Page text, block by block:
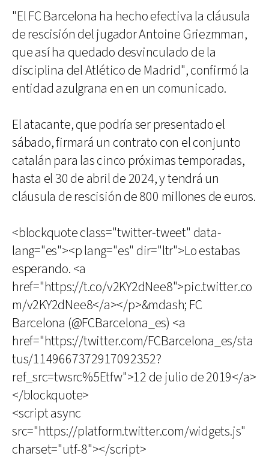
"El FC Barcelona ha hecho efectiva la cláusula
de rescisión del jugador Antoine Griezmman,
que así ha quedado desvinculado de la
disciplina del Atlético de Madrid", confirmó la
entidad azulgrana en en un comunicado.
El atacante, que podría ser presentado el
sábado, firmará un contrato con el conjunto
catalán para las cinco próximas temporadas,
hasta el 30 de abril de 2024, y tendrá un
cláusula de rescisión de 800 millones de euros.
<blockquote class="twitter-tweet" data-
lang="es"><p lang="es" dir="ltr">Lo estabas
esperando. <a
href="https://t.co/v2KY2dNee8">pic.twitter.co
m/v2KY2dNee8</a></p>&mdash; FC
Barcelona (@FCBarcelona_es) <a
href="https://twitter.com/FCBarcelona_es/sta
tus/1149667372917092352?
ref_src=twsrc%5Etfw">12 de julio de 2019</a>
</blockquote>
<script async
src="https://platform.twitter.com/widgets.js"
charset="utf-8"></script>